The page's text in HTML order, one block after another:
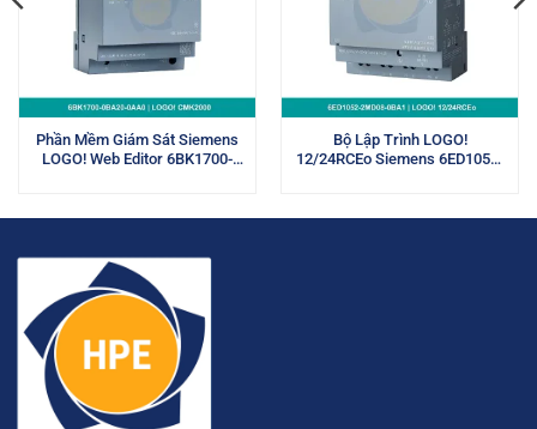
Phần Mềm Giám Sát Siemens
LOGO! Web Editor 6BK1700-
Bộ Lập Trình LOGO!
12/24RCEo Siemens 6ED1052-